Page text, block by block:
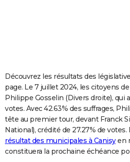
Carte de Noël
Carte Bonne année
Carte Saint-Valentin
Carte Pâques
Carte d'anniversaire
DICTIONNAIRE
Dictionnaire
Biographies
Citations
Expressions
Proverbes
PROGRAMME TV
COPAINS D'AVANT
S'inscrire
Se connecter
Lycées
Collèges
Primaires
Universités
Entreprises
Service militaire
Avis de recherche
AVIS DE DÉCÈS
Découvrez les résultats des
page. Le 7 juillet 2024, les citoyens
Philippe Gosselin (Divers droite), qui
votes. Avec 42.63% des suffrages,
tête au premier tour, devant Franck
National), crédité de 27.27% de
résultat des municipales à Canisyen
constituera la prochaine échéance